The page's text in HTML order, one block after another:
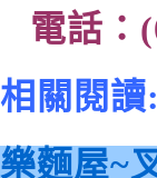
電話：
相關閱讀:
樂麵屋~